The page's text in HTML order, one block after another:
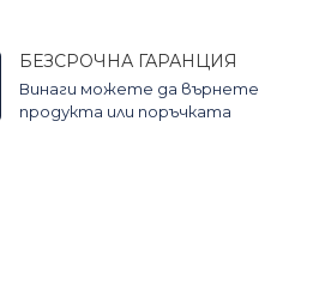
БЕЗСРОЧНА ГАРАНЦИЯ
Винаги можете да върнете
продукта или поръчката